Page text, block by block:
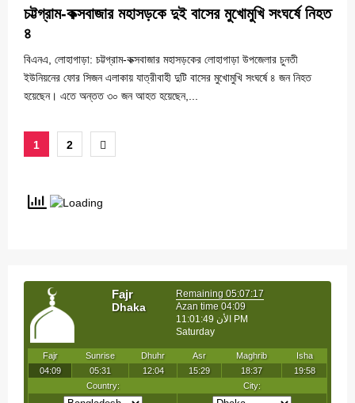
চট্টগ্রাম-কক্সবাজার মহাসড়কে দুই বাসের মুখোমুখি সংঘর্ষে নিহত
৪
বিএনএ, লোহাগাড়া: চট্টগ্রাম-কক্সবাজার মহাসড়কের লোহাগাড়া উপজেলার চুনতী
ইউনিয়নের ফোর সিজন এলাকায় যাত্রীবাহী দুটি বাসের মুখোমুখি সংঘর্ষে ৪ জন নিহত
হয়েছেন। এতে অন্তত ৩০ জন আহত হয়েছেন,...
Posts
1 2